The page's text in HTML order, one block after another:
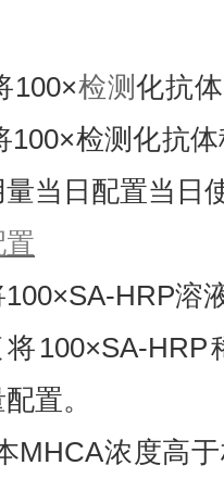
100×检测化抗
100×检测化抗
当日配置当日
100×SA-HRP溶
100×SA-HRP
置。
MHCA浓度高